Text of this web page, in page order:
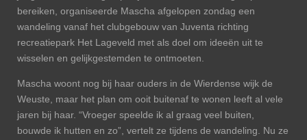
bereiken, organiseerde Mascha afgelopen zondag een
wandeling vanaf het clubgebouw van Juventa richting
recreatiepark Het Lageveld met als doel om ideeën uit te
wisselen en gelijkgestemden te ontmoeten.
Mascha woont nog bij haar ouders in de Wierdense wijk de
Weuste, maar het plan om ooit buitenaf te wonen leeft al vele
jaren bij haar. “Vroeger speelde ik al graag veel buiten,
bouwde ik hutten en zo”, vertelt ze tijdens de wandeling. Nu ze